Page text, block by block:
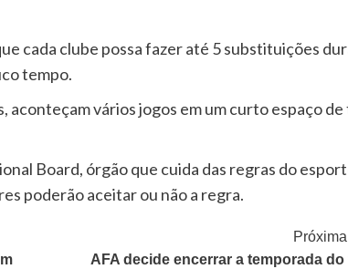
cada clube possa fazer até 5 substituições
tempo.
vários jogos em um curto espaço
Board, órgão que cuida das regras do
poderão aceitar ou não a regra.
AFA decide encerrar a temporada do